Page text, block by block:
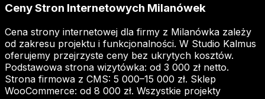
Ceny Stron Internetowych Milanówek
Cena strony internetowej dla firmy z Milanówka zależy
od zakresu projektu i funkcjonalności. W Studio Kalmus
oferujemy przejrzyste ceny bez ukrytych kosztów.
Podstawowa strona wizytówka: od 3 000 zł netto.
Strona firmowa z CMS: 5 000–15 000 zł. Sklep
WooCommerce: od 8 000 zł. Wszystkie projekty